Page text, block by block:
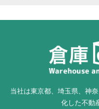
当社は東京都、埼玉県、神
化した不動